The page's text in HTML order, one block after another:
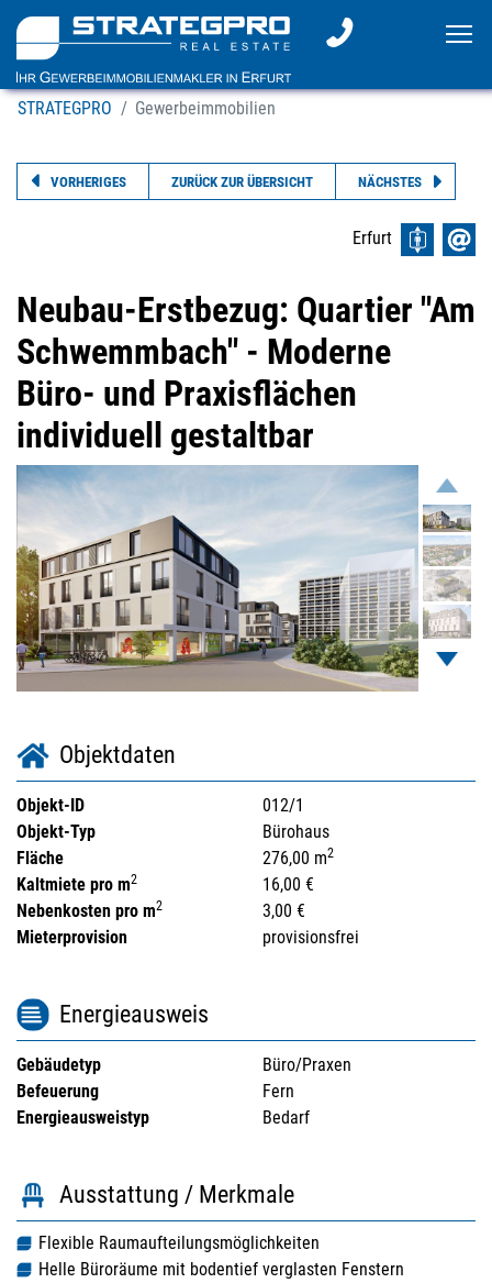
STRATEGPRO Gewerbeimmobilien
VORHERIGES ZURÜCK ZUR ÜBERSICHT NÄCHSTES
Erfurt
Neubau-Erstbezug: Quartier "Am
Schwemmbach" - Moderne
Büro- und Praxisflächen
individuell gestaltbar
Objektdaten
Objekt-ID
012/1
Objekt-Typ
Bürohaus
Fläche
276,00 m2
Kaltmiete pro m2
16,00 €
Nebenkosten pro m2
3,00 €
Mieterprovision
provisionsfrei
Energieausweis
Gebäudetyp
Büro/Praxen
Befeuerung
Fern
Energieausweistyp
Bedarf
Ausstattung / Merkmale
Flexible Raumaufteilungsmöglichkeiten
Helle Büroräume mit bodentief verglasten Fenstern